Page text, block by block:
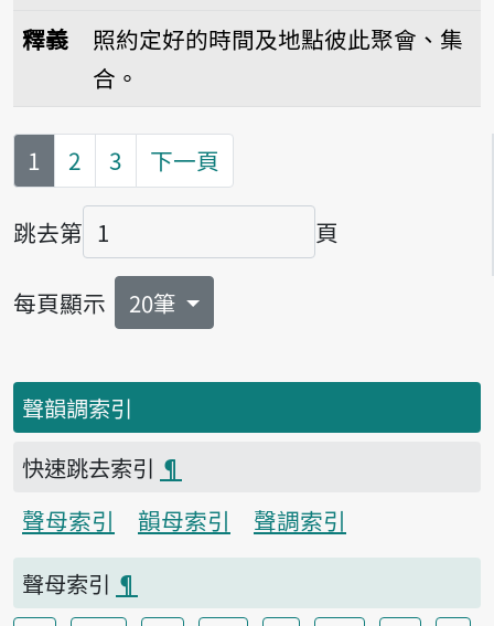
釋義
照約定好的時間及地點彼此聚會、集
合。
第
1 2 3 下一頁
跳去第
頁碼
頁
每頁顯示 20筆
聲韻調索引
快速跳去索引 ¶
聲母索引
韻母索引
聲調索引
聲母索引 ¶